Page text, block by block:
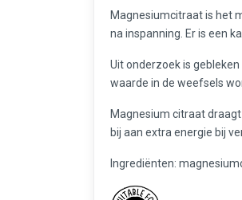
Magnesiumcitraat is het
na inspanning. Er is een
Uit onderzoek is
waarde in de weefsels
Magnesium citraat
bij aan extra energie bij
Ingrediënten: